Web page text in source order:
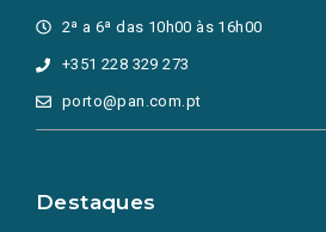
2ª a 6ª das 10h00 às 16h00
+351 228 329 273
porto@pan.com.pt
Destaques